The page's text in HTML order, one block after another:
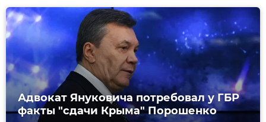
Адвокат Януковича потребовал у ГБР
факты "сдачи Крыма" Порошенко